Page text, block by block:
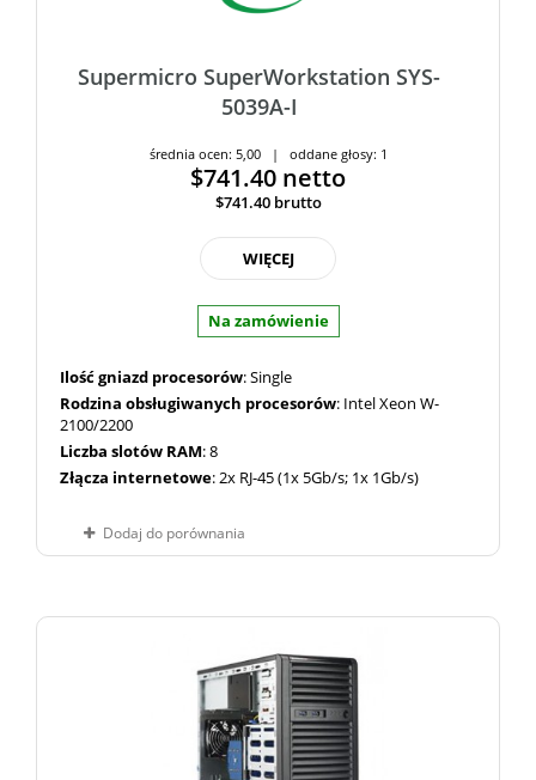
Supermicro SuperWorkstation SYS-
5039A-I
średnia ocen: 5,00 | oddane głosy: 1
$741.40 netto
$741.40 brutto
WIĘCEJ
Na zamówienie
Ilość gniazd procesorów: Single
Rodzina obsługiwanych procesorów: Intel Xeon W-
2100/2200
Liczba slotów RAM: 8
Złącza internetowe: 2x RJ-45 (1x 5Gb/s; 1x 1Gb/s)
Dodaj do porównania